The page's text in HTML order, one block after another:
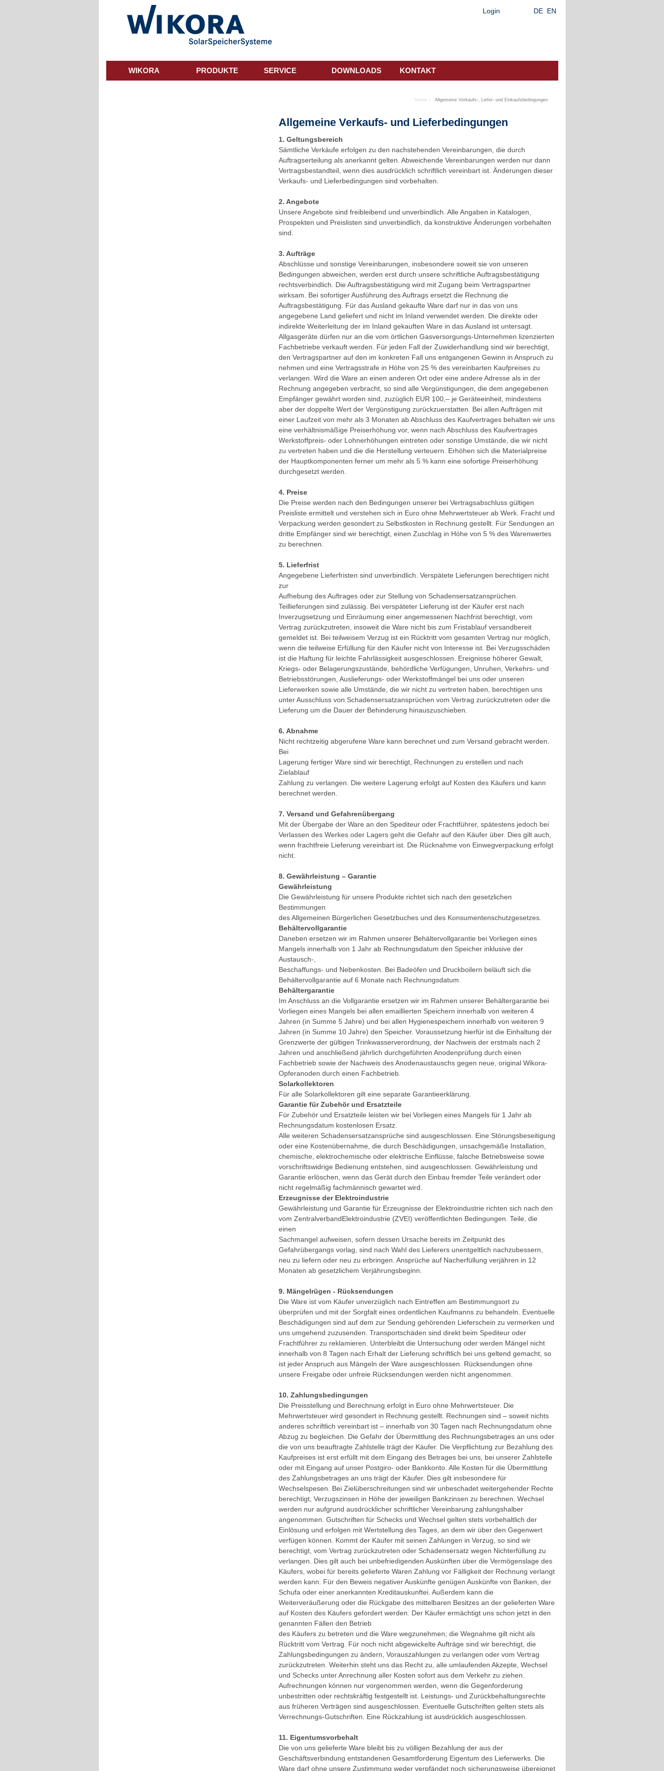
DE EN
Login
WIKORA PRODUKTE SERVICE DOWNLOADS KONTAKT
Home Allgemeine Verkaufs-, Liefer- und Einkaufsbedingungen
Allgemeine Verkaufs- und Lieferbedingungen
1. Geltungsbereich
Sämtliche Verkäufe erfolgen zu den nachstehenden Vereinbarungen, die durch
Auftragserteilung als anerkannt gelten. Abweichende Vereinbarungen werden nur dann
Vertragsbestandteil, wenn dies ausdrücklich schriftlich vereinbart ist. Änderungen dieser
Verkaufs- und Lieferbedingungen sind vorbehalten.
2. Angebote
Unsere Angebote sind freibleibend und unverbindlich. Alle Angaben in Katalogen,
Prospekten und Preislisten sind unverbindlich, da konstruktive Änderungen vorbehalten
sind.
3. Aufträge
Abschlüsse und sonstige Vereinbarungen, insbesondere soweit sie von unseren
Bedingungen abweichen, werden erst durch unsere schriftliche Auftragsbestätigung
rechtsverbindlich. Die Auftragsbestätigung wird mit Zugang beim Vertragspartner
wirksam. Bei sofortiger Ausführung des Auftrags ersetzt die Rechnung die
Auftragsbestätigung. Für das Ausland gekaufte Ware darf nur in das von uns
angegebene Land geliefert und nicht im Inland verwendet werden. Die direkte oder
indirekte Weiterleitung der im Inland gekauften Ware in das Ausland ist untersagt.
Allgasgeräte dürfen nur an die vom örtlichen Gasversorgungs-Unternehmen lizenzierten
Fachbetriebe verkauft werden. Für jeden Fall der Zuwiderhandlung sind wir berechtigt,
den Vertragspartner auf den im konkreten Fall uns entgangenen Gewinn in Anspruch zu
nehmen und eine Vertragsstrafe in Höhe von 25 % des vereinbarten Kaufpreises zu
verlangen. Wird die Ware an einen anderen Ort oder eine andere Adresse als in der
Rechnung angegeben verbracht, so sind alle Vergünstigungen, die dem angegebenen
Empfänger gewährt worden sind, zuzüglich EUR 100,– je Geräteeinheit, mindestens
aber der doppelte Wert der Vergünstigung zurückzuerstatten. Bei allen Aufträgen mit
einer Laufzeit von mehr als 3 Monaten ab Abschluss des Kaufvertrages behalten wir uns
eine verhältnismäßige Preiserhöhung vor, wenn nach Abschluss des Kaufvertrages
Werkstoffpreis- oder Lohnerhöhungen eintreten oder sonstige Umstände, die wir nicht
zu vertreten haben und die die Herstellung verteuern. Erhöhen sich die Materialpreise
der Hauptkomponenten ferner um mehr als 5 % kann eine sofortige Preiserhöhung
durchgesetzt werden.
4. Preise
Die Preise werden nach den Bedingungen unserer bei Vertragsabschluss gültigen
Preisliste ermittelt und verstehen sich in Euro ohne Mehrwertsteuer ab Werk. Fracht und
Verpackung werden gesondert zu Selbstkosten in Rechnung gestellt. Für Sendungen an
dritte Empfänger sind wir berechtigt, einen Zuschlag in Höhe von 5 % des Warenwertes
zu berechnen.
5. Lieferfrist
Angegebene Lieferfristen sind unverbindlich. Verspätete Lieferungen berechtigen nicht
zur
Aufhebung des Auftrages oder zur Stellung von Schadensersatzansprüchen.
Teillieferungen sind zulässig. Bei verspäteter Lieferung ist der Käufer erst nach
Inverzugsetzung und Einräumung einer angemessenen Nachfrist berechtigt, vom
Vertrag zurückzutreten, insoweit die Ware nicht bis zum Fristablauf versandbereit
gemeldet ist. Bei teilweisem Verzug ist ein Rücktritt vom gesamten Vertrag nur möglich,
wenn die teilweise Erfüllung für den Käufer nicht von Interesse ist. Bei Verzugsschäden
ist die Haftung für leichte Fahrlässigkeit ausgeschlossen. Ereignisse höherer Gewalt,
Kriegs- oder Belagerungszustände, behördliche Verfügungen, Unruhen, Verkehrs- und
Betriebsstörungen, Auslieferungs- oder Werkstoffmängel bei uns oder unseren
Lieferwerken sowie alle Umstände, die wir nicht zu vertreten haben, berechtigen uns
unter Ausschluss von Schadensersatzansprüchen vom Vertrag zurückzutreten oder die
Lieferung um die Dauer der Behinderung hinauszuschieben.
6. Abnahme
Nicht rechtzeitig abgerufene Ware kann berechnet und zum Versand gebracht werden.
Bei
Lagerung fertiger Ware sind wir berechtigt, Rechnungen zu erstellen und nach
Zielablauf
Zahlung zu verlangen. Die weitere Lagerung erfolgt auf Kosten des Käufers und kann
berechnet werden.
7. Versand und Gefahrenübergang
Mit der Übergabe der Ware an den Spediteur oder Frachtführer, spätestens jedoch bei
Verlassen des Werkes oder Lagers geht die Gefahr auf den Käufer über. Dies gilt auch,
wenn frachtfreie Lieferung vereinbart ist. Die Rücknahme von Einwegverpackung erfolgt
nicht.
8. Gewährleistung – Garantie
Gewährleistung
Die Gewährleistung für unsere Produkte richtet sich nach den gesetzlichen
Bestimmungen
des Allgemeinen Bürgerlichen Gesetzbuches und des Konsumentenschutzgesetzes.
Behältervollgarantie
Daneben ersetzen wir im Rahmen unserer Behältervollgarantie bei Vorliegen eines
Mangels innerhalb von 1 Jahr ab Rechnungsdatum den Speicher inklusive der
Austausch-,
Beschaffungs- und Nebenkosten. Bei Badeöfen und Druckboilern beläuft sich die
Behältervollgarantie auf 6 Monate nach Rechnungsdatum.
Behältergarantie
Im Anschluss an die Vollgarantie ersetzen wir im Rahmen unserer Behältergarantie bei
Vorliegen eines Mangels bei allen emaillierten Speichern innerhalb von weiteren 4
Jahren (in Summe 5 Jahre) und bei allen Hygienespeichern innerhalb von weiteren 9
Jahren (in Summe 10 Jahre) den Speicher. Voraussetzung hierfür ist die Einhaltung der
Grenzwerte der gültigen Trinkwasserverordnung, der Nachweis der erstmals nach 2
Jahren und anschließend jährlich durchgeführten Anodenprüfung durch einen
Fachbetrieb sowie der Nachweis des Anodenaustauschs gegen neue, original Wikora-
Opferanoden durch einen Fachbetrieb.
Solarkollektoren
Für alle Solarkollektoren gilt eine separate Garantieerklärung.
Garantie für Zubehör und Ersatzteile
Für Zubehör und Ersatzteile leisten wir bei Vorliegen eines Mangels für 1 Jahr ab
Rechnungsdatum kostenlosen Ersatz.
Alle weiteren Schadensersatzansprüche sind ausgeschlossen. Eine Störungsbeseitigung
oder eine Kostenübernahme, die durch Beschädigungen, unsachgemäße Installation,
chemische, elektrochemische oder elektrische Einflüsse, falsche Betriebsweise sowie
vorschriftswidrige Bedienung entstehen, sind ausgeschlossen. Gewährleistung und
Garantie erlöschen, wenn das Gerät durch den Einbau fremder Teile verändert oder
nicht regelmäßig fachmännisch gewartet wird.
Erzeugnisse der Elektroindustrie
Gewährleistung und Garantie für Erzeugnisse der Elektroindustrie richten sich nach den
vom ZentralverbandElektroindustrie (ZVEI) veröffentlichten Bedingungen. Teile, die
einen
Sachmangel aufweisen, sofern dessen Ursache bereits im Zeitpunkt des
Gefahrübergangs vorlag, sind nach Wahl des Lieferers unentgeltlich nachzubessern,
neu zu liefern oder neu zu erbringen. Ansprüche auf Nacherfüllung verjähren in 12
Monaten ab gesetzlichem Verjährungsbeginn.
9. Mängelrügen - Rücksendungen
Die Ware ist vom Käufer unverzüglich nach Eintreffen am Bestimmungsort zu
überprüfen und mit der Sorgfalt eines ordentlichen Kaufmanns zu behandeln. Eventuelle
Beschädigungen sind auf dem zur Sendung gehörenden Lieferschein zu vermerken und
uns umgehend zuzusenden. Transportschäden sind direkt beim Spediteur oder
Frachtführer zu reklamieren. Unterbleibt die Untersuchung oder werden Mängel nicht
innerhalb von 8 Tagen nach Erhalt der Lieferung schriftlich bei uns geltend gemacht, so
ist jeder Anspruch aus Mängeln der Ware ausgeschlossen. Rücksendungen ohne
unsere Freigabe oder unfreie Rücksendungen werden nicht angenommen.
10. Zahlungsbedingungen
Die Preisstellung und Berechnung erfolgt in Euro ohne Mehrwertsteuer. Die
Mehrwertsteuer wird gesondert in Rechnung gestellt. Rechnungen sind – soweit nichts
anderes schriftlich vereinbart ist – innerhalb von 30 Tagen nach Rechnungsdatum ohne
Abzug zu begleichen. Die Gefahr der Übermittlung des Rechnungsbetrages an uns oder
die von uns beauftragte Zahlstelle trägt der Käufer. Die Verpflichtung zur Bezahlung des
Kaufpreises ist erst erfüllt mit dem Eingang des Betrages bei uns, bei unserer Zahlstelle
oder mit Eingang auf unser Postgiro- oder Bankkonto. Alle Kosten für die Übermittlung
des Zahlungsbetrages an uns trägt der Käufer. Dies gilt insbesondere für
Wechselspesen. Bei Zielüberschreitungen sind wir unbeschadet weitergehender Rechte
berechtigt, Verzugszinsen in Höhe der jeweiligen Bankzinsen zu berechnen. Wechsel
werden nur aufgrund ausdrücklicher schriftlicher Vereinbarung zahlungshalber
angenommen. Gutschriften für Schecks und Wechsel gelten stets vorbehaltlich der
Einlösung und erfolgen mit Wertstellung des Tages, an dem wir über den Gegenwert
verfügen können. Kommt der Käufer mit seinen Zahlungen in Verzug, so sind wir
berechtigt, vom Vertrag zurückzutreten oder Schadensersatz wegen Nichterfüllung zu
verlangen. Dies gilt auch bei unbefriedigenden Auskünften über die Vermögenslage des
Käufers, wobei für bereits gelieferte Waren Zahlung vor Fälligkeit der Rechnung verlangt
werden kann. Für den Beweis negativer Auskünfte genügen Auskünfte von Banken, der
Schufa oder einer anerkannten Kreditauskunftei. Außerdem kann die
Weiterveräußerung oder die Rückgabe des mittelbaren Besitzes an der gelieferten Ware
auf Kosten des Käufers gefordert werden. Der Käufer ermächtigt uns schon jetzt in den
genannten Fällen den Betrieb
des Käufers zu betreten und die Ware wegzunehmen; die Wegnahme gilt nicht als
Rücktritt vom Vertrag. Für noch nicht abgewickelte Aufträge sind wir berechtigt, die
Zahlungsbedingungen zu ändern, Vorauszahlungen zu verlangen oder vom Vertrag
zurückzutreten. Weiterhin steht uns das Recht zu, alle umlaufenden Akzepte, Wechsel
und Schecks unter Anrechnung aller Kosten sofort aus dem Verkehr zu ziehen.
Aufrechnungen können nur vorgenommen werden, wenn die Gegenforderung
unbestritten oder rechtskräftig festgestellt ist. Leistungs- und Zurückbehaltungsrechte
aus früheren Verträgen sind ausgeschlossen. Eventuelle Gutschriften gelten stets als
Verrechnungs-Gutschriften. Eine Rückzahlung ist ausdrücklich ausgeschlossen.
11. Eigentumsvorbehalt
Die von uns gelieferte Ware bleibt bis zu völligen Bezahlung der aus der
Geschäftsverbindung entstandenen Gesamtforderung Eigentum des Lieferwerks. Die
Ware darf ohne unsere Zustimmung weder verpfändet noch sicherungsweise übereignet